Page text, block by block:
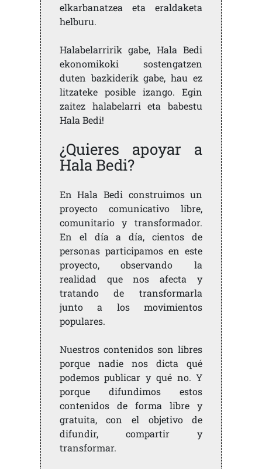
elkarbanatzea eta eraldaketa
helburu.
Halabelarririk gabe, Hala Bedi
ekonomikoki sostengatzen
duten bazkiderik gabe, hau ez
litzateke posible izango. Egin
zaitez halabelarri eta babestu
Hala Bedi!
¿Quieres apoyar a
Hala Bedi?
En Hala Bedi construimos un
proyecto comunicativo libre,
comunitario y transformador.
En el día a día, cientos de
personas participamos en este
proyecto, observando la
realidad que nos afecta y
tratando de transformarla
junto a los movimientos
populares.
Nuestros contenidos son libres
porque nadie nos dicta qué
podemos publicar y qué no. Y
porque difundimos estos
contenidos de forma libre y
gratuita, con el objetivo de
difundir, compartir y
transformar.